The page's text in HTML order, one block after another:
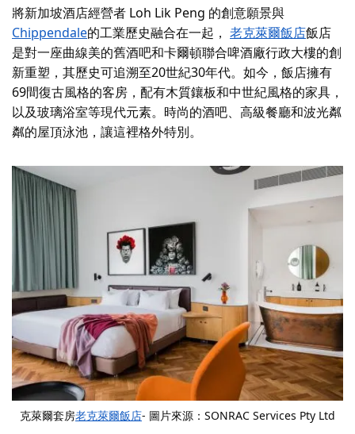
將新加坡酒店經營者 Loh Lik Peng 的創意願景與
Chippendale的工業歷史融合在一起， 老克萊爾飯店飯店
是對一座曲線美的舊酒吧和卡爾頓聯合啤酒廠行政大樓的創
新重塑，其歷史可追溯至20世紀30年代。如今，飯店擁有
69間復古風格的客房，配有木質鑲板和中世紀風格的家具，
以及玻璃浴室等現代元素。時尚的酒吧、高級餐廳和波光粼
粼的屋頂泳池，讓這裡格外特別。
克萊爾套房老克萊爾飯店- 圖片來源：SONRAC Services Pty Ltd